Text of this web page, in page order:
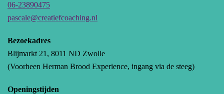
06-23890475
pascale@creatiefcoaching.nl
Bezoekadres
Blijmarkt 21, 8011 ND Zwolle
(Voorheen Herman Brood Experience, ingang via de steeg)
Openingstijden